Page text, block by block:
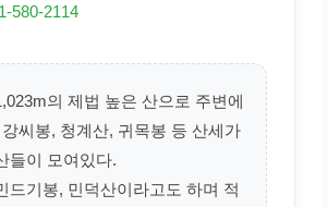
580-2114
의 제법 높은 산으로 주변에
씨봉, 청계산, 귀목봉 등 산세가
들이 모여있다.
드기봉, 민덕산이라고도 하며 적